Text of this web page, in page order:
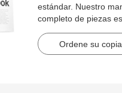
estándar. Nuestro
completo de piezas
Ordene su